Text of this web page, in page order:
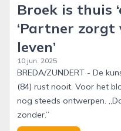
Broek is thuis
‘Partner
leven’
10 jun. 2025
BREDA/ZUNDERT - De
(84) rust nooit. Voor het
nog steeds ontwerpen.
zonder.”